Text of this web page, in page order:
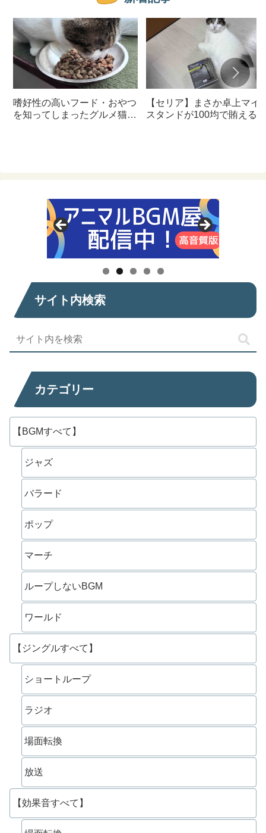
嗜好性の高いフード・おやつ
を知ってしまったグルメ猫の
【セリア】まさか卓上マイ
スタンドが100均で賄えるな
サイト内検索
カテゴリー
【BGMすべて】
ジャズ
バラード
ポップ
マーチ
ループしないBGM
ワールド
【ジングルすべて】
ショートループ
ラジオ
場面転換
放送
【効果音すべて】